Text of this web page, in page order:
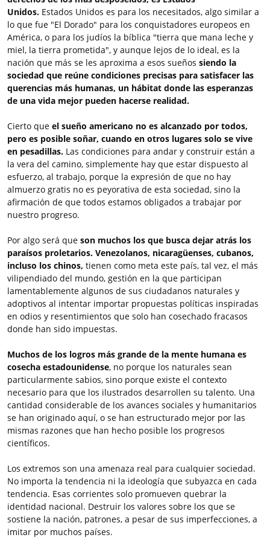
Unidos. Estados Unidos es para los necesitados, algo similar a
lo que fue "El Dorado" para los conquistadores europeos en
América, o para los judíos la bíblica "tierra que mana leche y
miel, la tierra prometida", y aunque lejos de lo ideal, es la
nación que más se les aproxima a esos sueños siendo la
sociedad que reúne condiciones precisas para satisfacer las
querencias más humanas, un hábitat donde las esperanzas
de una vida mejor pueden hacerse realidad.
Cierto que el sueño americano no es alcanzado por todos,
pero es posible soñar, cuando en otros lugares solo se vive
en pesadillas. Las condiciones para andar y construir están a
la vera del camino, simplemente hay que estar dispuesto al
esfuerzo, al trabajo, porque la expresión de que no hay
almuerzo gratis no es peyorativa de esta sociedad, sino la
afirmación de que todos estamos obligados a trabajar por
nuestro progreso.
Por algo será que son muchos los que busca dejar atrás los
paraísos proletarios. Venezolanos, nicaragüenses, cubanos,
incluso los chinos, tienen como meta este país, tal vez, el más
vilipendiado del mundo, gestión en la que participan
lamentablemente algunos de sus ciudadanos naturales y
adoptivos al intentar importar propuestas políticas inspiradas
en odios y resentimientos que solo han cosechado fracasos
donde han sido impuestas.
Muchos de los logros más grande de la mente humana es
cosecha estadounidense, no porque los naturales sean
particularmente sabios, sino porque existe el contexto
necesario para que los ilustrados desarrollen su talento. Una
cantidad considerable de los avances sociales y humanitarios
se han originado aquí, o se han estructurado mejor por las
mismas razones que han hecho posible los progresos
científicos.
Los extremos son una amenaza real para cualquier sociedad.
No importa la tendencia ni la ideología que subyazca en cada
tendencia. Esas corrientes solo promueven quebrar la
identidad nacional. Destruir los valores sobre los que se
sostiene la nación, patrones, a pesar de sus imperfecciones, a
imitar por muchos países.